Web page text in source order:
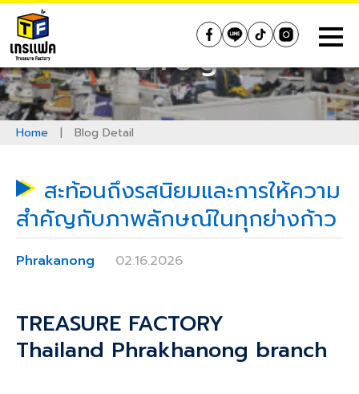
Skip
content
Treasure Factory (Thailand)
Blog
Home | Blog Detail
สะท้อนถึงรสนิยมและการให้ความ
สำคัญกับภาพลักษณ์ในทุกย่างก้าว
Phrakanong 02.16.2026
TREASURE FACTORY
Thailand Phrakhanong branch